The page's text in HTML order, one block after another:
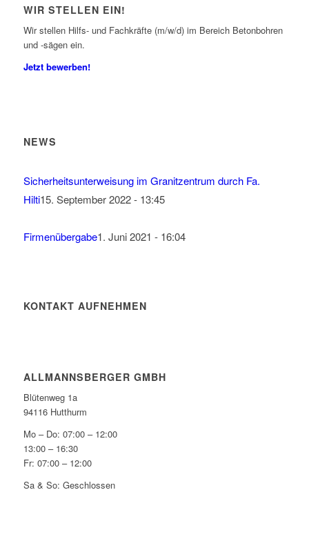
WIR STELLEN EIN!
Wir stellen Hilfs- und Fachkräfte (m/w/d) im Bereich Betonbohren
und -sägen ein.
Jetzt bewerben!
NEWS
Sicherheitsunterweisung im Granitzentrum durch Fa.
Hilti15. September 2022 - 13:45
Firmenübergabe1. Juni 2021 - 16:04
KONTAKT AUFNEHMEN
ALLMANNSBERGER GMBH
Blütenweg 1a
94116 Hutthurm
Mo – Do: 07:00 – 12:00
13:00 – 16:30
Fr: 07:00 – 12:00
Sa & So: Geschlossen